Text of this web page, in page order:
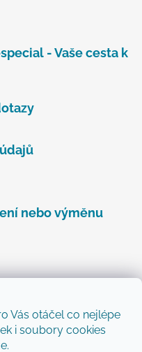
Vás otáčel co nejlépe
i soubory cookies
- Vaše cesta k
nebo výměnu
zasílat informace
e-shopu.
zasílat ty nejlepší